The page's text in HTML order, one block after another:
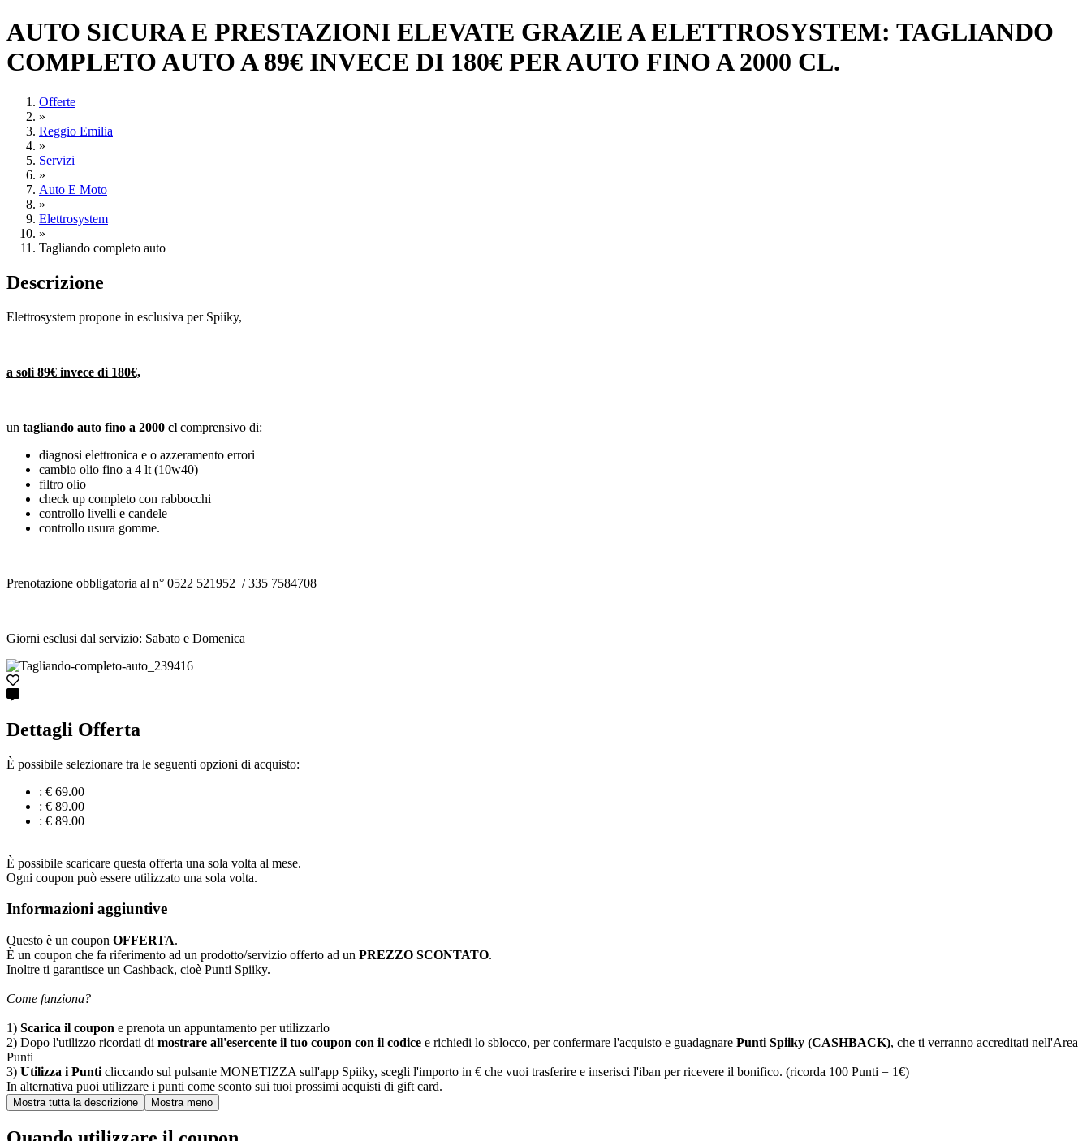
AUTO SICURA E PRESTAZIONI ELEVATE GRAZIE A ELETTROSYSTEM: TAGLIANDO
COMPLETO AUTO A 89€ INVECE DI 180€ PER AUTO FINO A 2000 CL.
Offerte
»
Reggio Emilia
»
Servizi
»
Auto E Moto
»
Elettrosystem
»
Tagliando completo auto
Descrizione
Elettrosystem propone in esclusiva per Spiiky,
a soli 89€ invece di 180€,
un tagliando auto fino a 2000 cl comprensivo di:
diagnosi elettronica e o azzeramento errori
cambio olio fino a 4 lt (10w40)
filtro olio
check up completo con rabbocchi
controllo livelli e candele
controllo usura gomme.
Prenotazione obbligatoria al n° 0522 521952 / 335 7584708
Giorni esclusi dal servizio: Sabato e Domenica
Dettagli Offerta
È possibile selezionare tra le seguenti opzioni di acquisto:
: € 69.00
: € 89.00
: € 89.00
È possibile scaricare questa offerta una sola volta al mese.
Ogni coupon può essere utilizzato una sola volta.
Informazioni aggiuntive
Questo è un coupon OFFERTA.
È un coupon che fa riferimento ad un prodotto/servizio offerto ad un PREZZO SCONTATO.
Inoltre ti garantisce un Cashback, cioè Punti Spiiky.
Come funziona?
1) Scarica il coupon e prenota un appuntamento per utilizzarlo
2) Dopo l'utilizzo ricordati di mostrare all'esercente il tuo coupon con il codice e richiedi lo sblocco, per confermare l'acquisto e guadagnare Punti Spiiky (CASHBACK), che ti verranno accreditati nell'Area
Punti
3) Utilizza i Punti cliccando sul pulsante MONETIZZA sull'app Spiiky, scegli l'importo in € che vuoi trasferire e inserisci l'iban per ricevere il bonifico. (ricorda 100 Punti = 1€)
In alternativa puoi utilizzare i punti come sconto sui tuoi prossimi acquisti di gift card.